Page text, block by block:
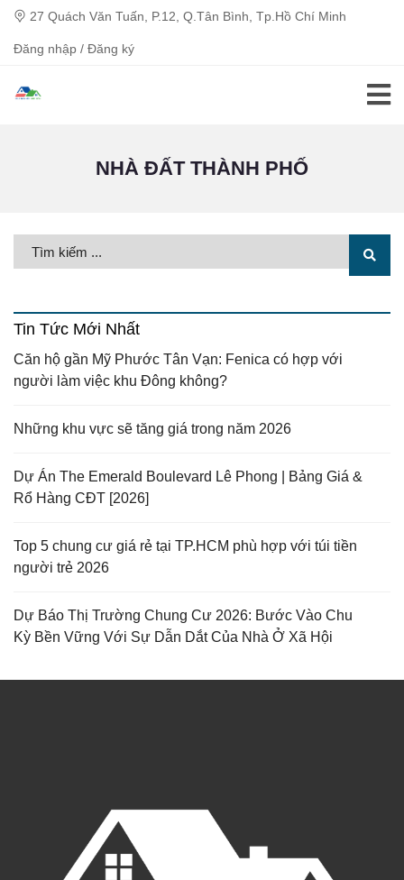
27 Quách Văn Tuấn, P.12, Q.Tân Bình, Tp.Hồ Chí Minh
Đăng nhập / Đăng ký
NHÀ ĐẤT THÀNH PHỐ
Tin Tức Mới Nhất
Căn hộ gần Mỹ Phước Tân Vạn: Fenica có hợp với
người làm việc khu Đông không?
Những khu vực sẽ tăng giá trong năm 2026
Dự Án The Emerald Boulevard Lê Phong | Bảng Giá &
Rổ Hàng CĐT [2026]
Top 5 chung cư giá rẻ tại TP.HCM phù hợp với túi tiền
người trẻ 2026
Dự Báo Thị Trường Chung Cư 2026: Bước Vào Chu
Kỳ Bền Vững Với Sự Dẫn Dắt Của Nhà Ở Xã Hội